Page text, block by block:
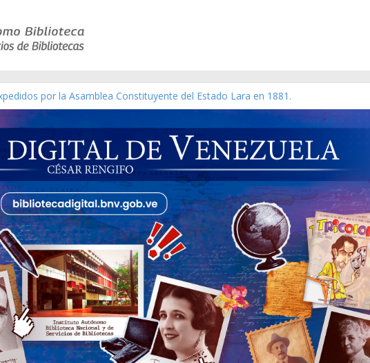
por la Asamblea Constituyente del Estado Lara en 1881.
año CXXXIII Mes V, Caracas 09 de marzo de 2006 N° 38.394
Bor